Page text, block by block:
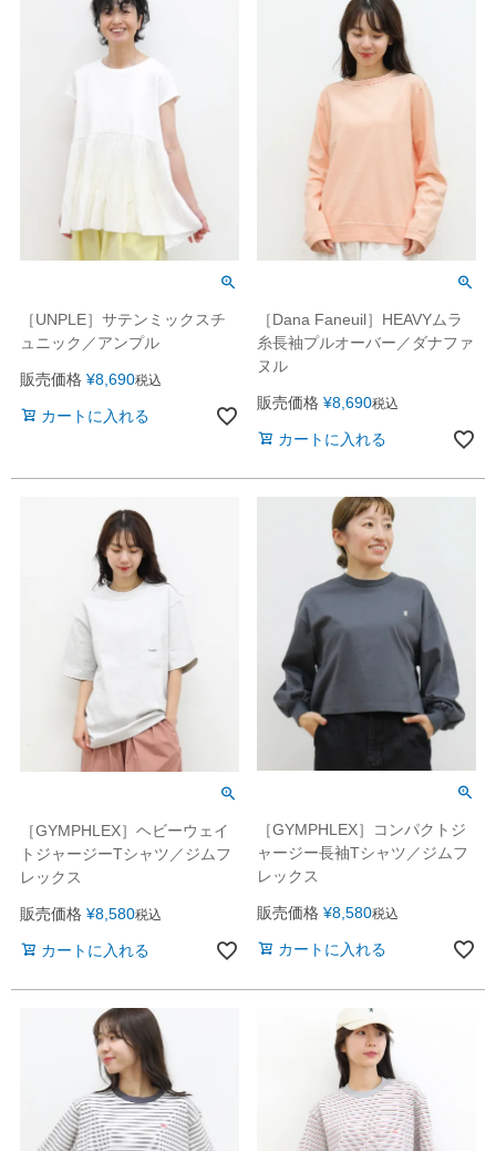
［UNPLE］サテンミックスチ
ュニック／アンプル
販売価格 ¥8,690税込
カートに入れる
［Dana Faneuil］HEAVYムラ
糸長袖プルオーバー／ダナファ
ヌル
販売価格 ¥8,690税込
カートに入れる
［GYMPHLEX］ヘビーウェイ
トジャージーTシャツ／ジムフ
レックス
販売価格 ¥8,580税込
カートに入れる
［GYMPHLEX］コンパクトジ
ャージー長袖Tシャツ／ジムフ
レックス
販売価格 ¥8,580税込
カートに入れる